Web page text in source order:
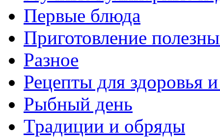
Первые блюда
Приготовление
Разное
Рецепты для здоровья
Рыбный день
Традиции и обряды